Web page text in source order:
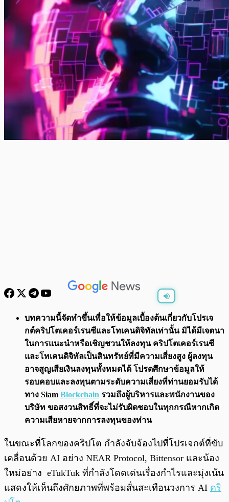
พร้อมเล่น 0:00/0:00
บทความนี้จัดทำขึ้นเพื่อให้ข้อมูลเบื้องต้นเกี่ยวกับโปรเจ
กต์คริปโตเคอร์เรนซีและโทเคนดิจิทัลเท่านั้น มิได้มีเจตนา
ในการแนะนำหรือเชิญชวนให้ลงทุน คริปโตเคอร์เรนซี
และโทเคนดิจิทัลเป็นสินทรัพย์ที่มีความเสี่ยงสูง ผู้ลงทุน
อาจสูญเสียเงินลงทุนทั้งหมดได้ โปรดศึกษาข้อมูลให้
รอบคอบและลงทุนตามระดับความเสี่ยงที่ท่านยอมรับได้
ทาง Siam Blockchain รวมถึงผู้บริหารและพนักงานของ
บริษัท ขอสงวนสิทธิ์ที่จะไม่รับผิดชอบในทุกกรณีหากเกิด
ความเสียหายจากการลงทุนของท่าน
ในขณะที่โลกของคริปโต กำลังจับจ้องไปที่โปรเจกต์ที่ขับ
เคลื่อนด้วย AI อย่าง NEAR Protocol, Bittensor และน้อง
ใหม่อย่าง eTukTuk ที่กำลังโดดเด่นเรื่องกำไรและมุ่งเน้น
แสดงให้เห็นถึงศักยภาพที่พร้อมสั่นสะเทือนวงการ AI คริ